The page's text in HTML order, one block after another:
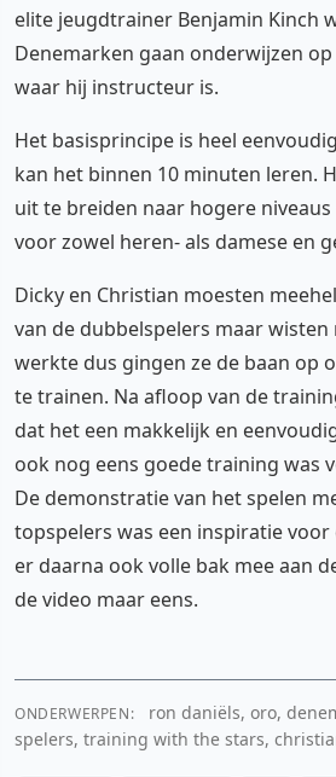
elite jeugdtrainer Benjamin Kinch
Denemarken gaan onderwijzen
waar hij instructeur is.
Het basisprincipe is heel
kan het binnen 10 minuten leren.
uit te breiden naar hogere niveaus
voor zowel heren- als damese en
Dicky en Christian moesten
van de dubbelspelers maar
werkte dus gingen ze de baan op
te trainen. Na afloop van de
dat het een makkelijk en
ook nog eens goede training was
De demonstratie van het spelen
topspelers was een inspiratie
er daarna ook volle bak mee aan
de video maar eens.
YouTube video
ONDERWERPEN:
ron daniëls, oro,
spelers, training with the stars,